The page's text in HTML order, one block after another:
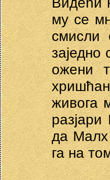
му се
ожени
живога
да Малх
га на